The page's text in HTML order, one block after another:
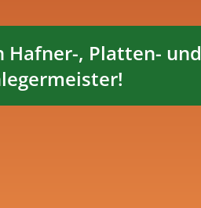
Hafner-, Platten- und